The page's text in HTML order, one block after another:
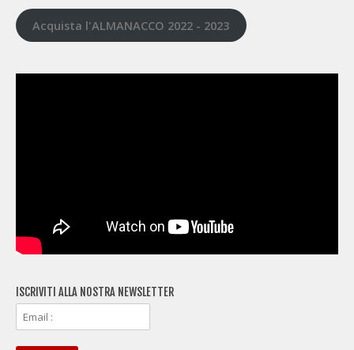
Acquista l'ALMANACCO 2022 - 2023
ISCRIVITI ALLA NOSTRA NEWSLETTER